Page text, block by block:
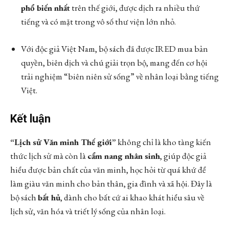
phổ biến nhấttrên thế giới, được dịch ra nhiều thứ
tiếng và có mặt trong vô số thư viện lớn nhỏ.
Với độc giả Việt Nam, bộ sách đã được IRED mua bản
quyền, biên dịch và chú giải trọn bộ, mang đến cơ hội
trải nghiệm “biên niên sử sống” về nhân loại bằng tiếng
Việt.
Kết luận
“Lịch sử Văn minh Thế giới”không chỉ là kho tàng kiến
thức lịch sử mà còn làcẩm nang nhân sinh, giúp độc giả
hiểu được bản chất của văn minh, học hỏi từ quá khứ để
làm giàu văn minh cho bản thân, gia đình và xã hội. Đây là
bộ sáchbất hủ, dành cho bất cứ ai khao khát hiểu sâu về
lịch sử, văn hóa và triết lý sống của nhân loại.